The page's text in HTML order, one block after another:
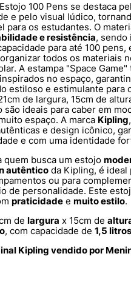
100 Pens se destaca
e pelo visual lúdico,
para os estudantes. O
e resistência, sendo
para até 100
todos os materiais
A estampa "Space
no espaço,
estiloso e estimulante para
de largura, 15cm de
são ideais para caber em
espaço. A marca Kipling
e design icônico,
e com uma identidade
quem busca um estojo
autêntico da Kipling, é ideal
ou para
de personalidade. Este
praticidade e muito estilo.
de largura x 15cm de
, com capacidade de 1,5 litros
Kipling vendido por